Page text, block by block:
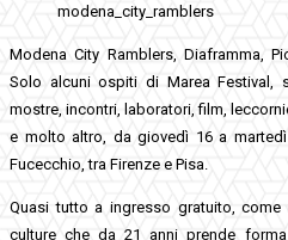
modena_city_ramblers
Modena City Ramblers, Diaframma,
Solo alcuni ospiti di Marea Festival,
mostre, incontri, laboratori, film,
e molto altro, da giovedì 16 a
Fucecchio, tra Firenze e Pisa.
Quasi tutto a ingresso gratuito,
culture che da 21 anni prende